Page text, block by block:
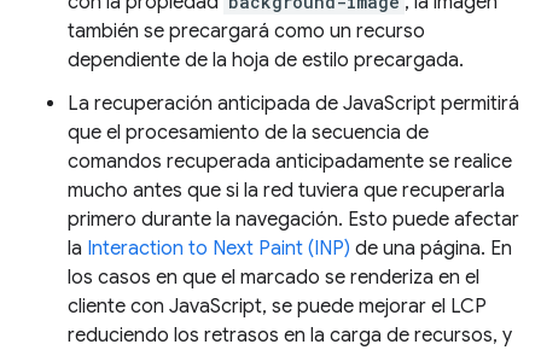
también se precargará como un recurso
dependiente de la hoja de estilo precargada.
La recuperación anticipada de JavaScript permitirá
que el procesamiento de la secuencia de
comandos recuperada anticipadamente se realice
mucho antes que si la red tuviera que recuperarla
primero durante la navegación. Esto puede afectar
la Interaction to Next Paint (INP) de una página. En
los casos en que el marcado se renderiza en el
cliente con JavaScript, se puede mejorar el LCP
reduciendo los retrasos en la carga de recursos, y